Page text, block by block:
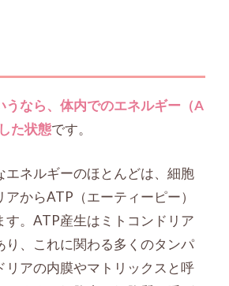
うなら、体内でのエネルギー（A
た状態です。
エネルギーのほとんどは、細胞
からATP（エーティーピー）
す。ATP産生はミトコンドリア
り、これに関わる多くのタンパ
リアの内膜やマトリックスと呼